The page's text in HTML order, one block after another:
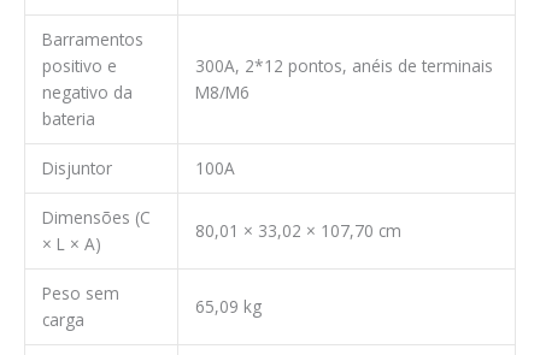
Barramentos
positivo e
negativo da
bateria
300A, 2*12 pontos, anéis de terminais
M8/M6
Disjuntor 100A
Dimensões (C
× L × A)
80,01 × 33,02 × 107,70 cm
Peso sem
carga
65,09 kg